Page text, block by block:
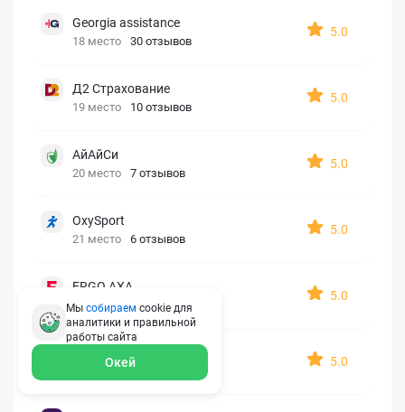
Georgia assistance
18 место 30 отзывов
5.0
Д2 Страхование
19 место 10 отзывов
5.0
АйАйСи
20 место 7 отзывов
5.0
OxySport
21 место 6 отзывов
5.0
ERGO AXA
22 место 2 отзыва
5.0
23 место 1 отзыв
5.0
Мы собираем cookie для
аналитики и правильной
работы сайта
Окей